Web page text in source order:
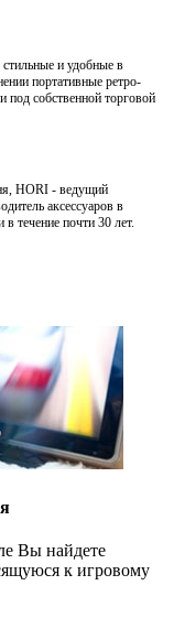
и удобные в
портативные ретро-
под собственной торговой
HORI - ведущий
аксессуаров в
в течение почти 30 лет.
Вы найдете
к игровому